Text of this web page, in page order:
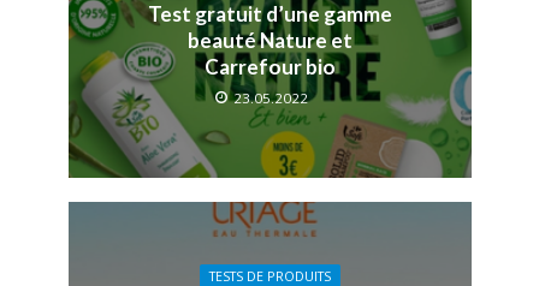
Test gratuit d’une gamme
beauté Nature et
Carrefour bio
23.05.2022
TESTS DE PRODUITS